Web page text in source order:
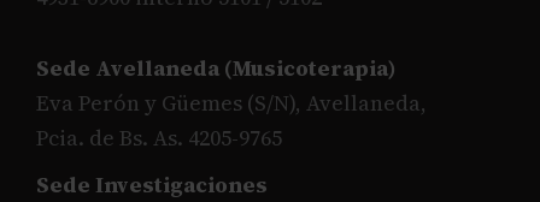
Sede Avellaneda (Musicoterapia)
Eva Perón y Güemes (S/N), Avellaneda,
Pcia. de Bs. As. 4205-9765
Sede Investigaciones